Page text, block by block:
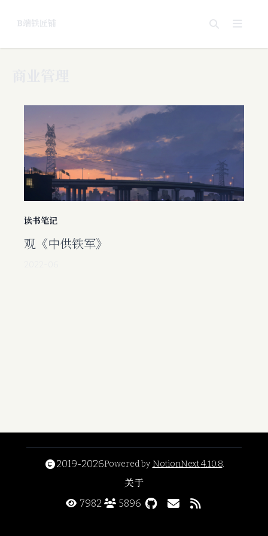
B端铁匠铺
读书笔记
观《中供铁军》
2019-2026Powered by NotionNext4.10.8.
关于
7982
5896